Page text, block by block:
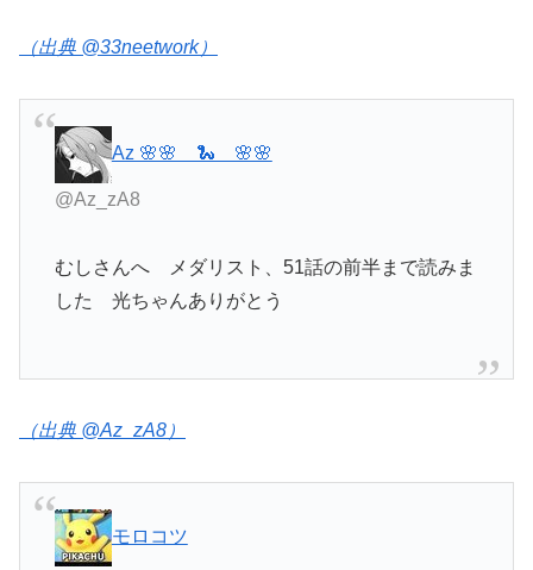
（出典 @33neetwork）
Az 🌸🌸 🐍 🌸🌸
@Az_zA8
むしさんへ メダリスト、51話の前半まで読みま
した 光ちゃんありがとう
（出典 @Az_zA8）
モロコツ